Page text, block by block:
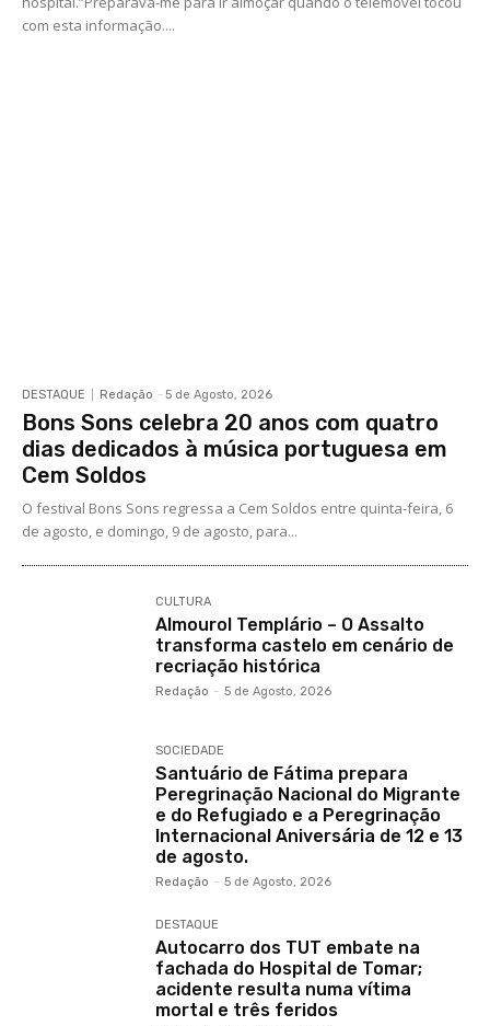
com esta informação....
DESTAQUE Redação - 5 de Agosto, 2026
Bons Sons celebra 20 anos com quatro
dias dedicados à música portuguesa em
Cem Soldos
O festival Bons Sons regressa a Cem Soldos entre quinta-feira, 6
de agosto, e domingo, 9 de agosto, para...
CULTURA
Almourol Templário – O Assalto
transforma castelo em cenário de
recriação histórica
Redação - 5 de Agosto, 2026
SOCIEDADE
Santuário de Fátima prepara
Peregrinação Nacional do Migrante
e do Refugiado e a Peregrinação
Internacional Aniversária de 12 e 13
de agosto.
Redação - 5 de Agosto, 2026
DESTAQUE
Autocarro dos TUT embate na
fachada do Hospital de Tomar;
acidente resulta numa vítima
mortal e três feridos